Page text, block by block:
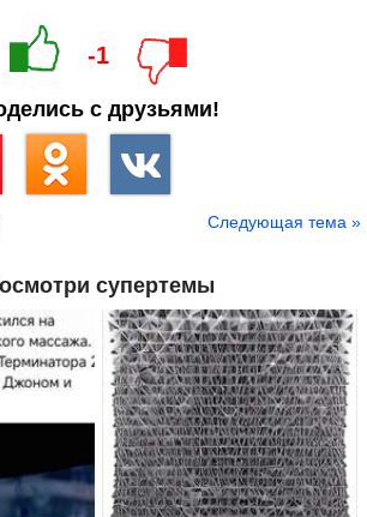
-1
с друзьями!
Следующая тема »
супертемы